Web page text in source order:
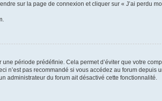
sur la page de connexion et cliquer sur « J’ai perdu
période prédéfinie. Cela permet d’éviter que votre
n’est pas recommandé si vous accédez au forum depuis
administrateur du forum ait désactivé cette fonctionnalité.